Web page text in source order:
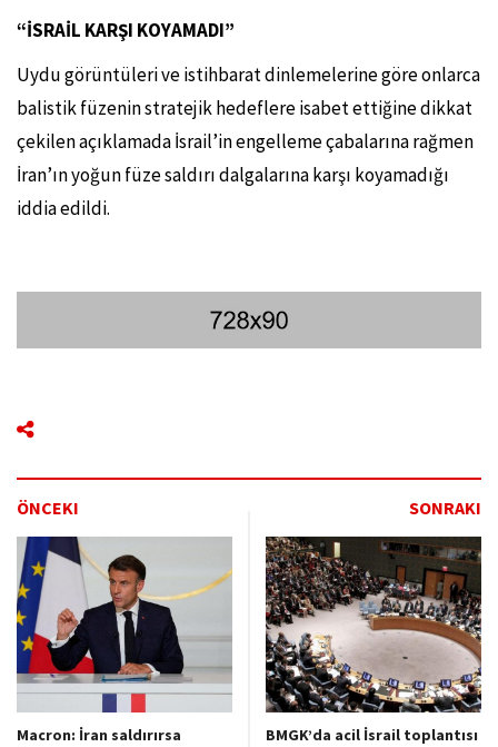
“İSRAİL KARŞI KOYAMADI”
Uydu görüntüleri ve istihbarat dinlemelerine göre onlarca
balistik füzenin stratejik hedeflere isabet ettiğine dikkat
çekilen açıklamada İsrail’in engelleme çabalarına rağmen
İran’ın yoğun füze saldırı dalgalarına karşı koyamadığı
iddia edildi.
ÖNCEKI SONRAKI
Macron: İran saldırırsa
BMGK’da acil İsrail toplantısı